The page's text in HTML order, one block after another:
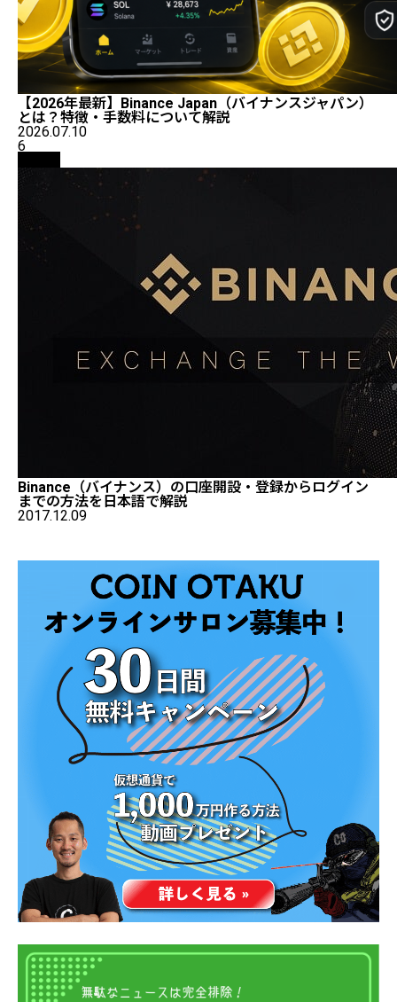
【2026年最新】Binance Japan（バイナンスジャパン）
とは？特徴・手数料について解説
2026.07.10
6
Binance（バイナンス）の口座開設・登録からログイン
までの方法を日本語で解説
2017.12.09